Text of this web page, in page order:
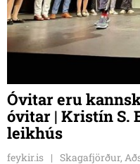
Óvitar eru
óvitar | Kristín S.
leikhús
feykir.is
Skagafjörður,